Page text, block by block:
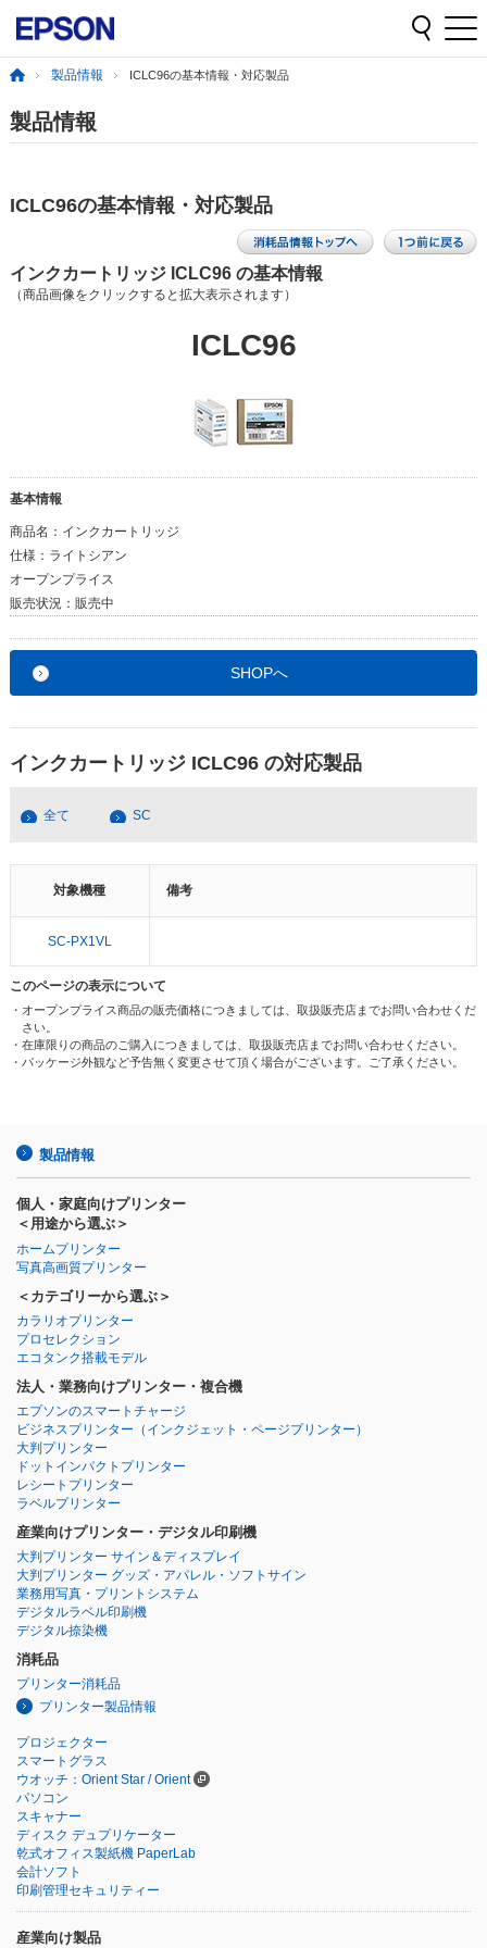
製品情報 ICLC96の基本情報・対応製品
製品情報
ICLC96の基本情報・対応製品
インクカートリッジ ICLC96 の基本情報
（商品画像をクリックすると拡大表示されます）
ICLC96
基本情報
商品名： インクカートリッジ
仕様： ライトシアン
オープンプライス
販売状況： 販売中
SHOPへ
インクカートリッジ ICLC96 の対応製品
全て SC
対象機種 備考
SC-PX1VL
このページの表示について
・オープンプライス商品の販売価格につきましては、取扱販売店までお問い合わせくだ
さい。
・在庫限りの商品のご購入につきましては、取扱販売店までお問い合わせください。
・パッケージ外観など予告無く変更させて頂く場合がございます。ご了承ください。
製品情報
個人・家庭向けプリンター
＜用途から選ぶ＞
ホームプリンター
写真高画質プリンター
＜カテゴリーから選ぶ＞
カラリオプリンター
プロセレクション
エコタンク搭載モデル
法人・業務向けプリンター・複合機
エプソンのスマートチャージ
ビジネスプリンター （インクジェット・ページプリンター）
大判プリンター
ドットインパクトプリンター
レシートプリンター
ラベルプリンター
産業向けプリンター・デジタル印刷機
大判プリンター サイン＆ディスプレイ
大判プリンター グッズ・アパレル・ソフトサイン
業務用写真・プリントシステム
デジタルラベル印刷機
デジタル捺染機
消耗品
プリンター消耗品
プリンター製品情報
プロジェクター
スマートグラス
ウオッチ：Orient Star / Orient
パソコン
スキャナー
ディスク デュプリケーター
乾式オフィス製紙機 PaperLab
会計ソフト
印刷管理セキュリティー
産業向け製品